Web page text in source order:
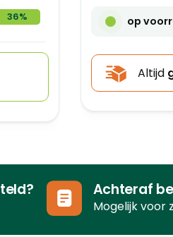
36% op
Altijd
Achteraf
Mogelijk voor